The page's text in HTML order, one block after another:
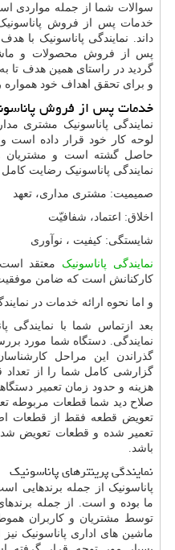
سوالات شما از جمله مواردی
خدمات پس از فروش
داند. نمایندگی پاناسونیک با
پس از فروش محصولات و
گردید در راستای همین هدف تا
و برای تحقق اهداف خود
خدمات پس از فروش
نمایندگی پاناسونیک مشتری
لوحه کار خود قرار داده است
حاصل گشته است و مشتریان و
نمایندگی پاناسونیک رضایت کامل
صمیمیت: مشتری مداری، تعهد
اخلاق: اعتماد، شفافیّت
شایستگی: کیفیت ، نوآوری
نمایندگی پاناسونیک معتقد
کارکنانش است که ضامن
و اما نحوه ارائه خدمات در
بعد ازتماس شما با نمایندگی
نمایندگی. دستگاه شما مورد
گذراندن این مراحل
گزارشی کامل شما را از
هزینه و حدود زمان تعمیر
صلاح دید شما قطعات مربوطه
تعویض قطعه فقط از قطعات
باشد.
نمایندگی پرینترهای پاناسونیک
پاناسونیک از جمله برندهایی
ما بوده و است. از جمله
توسط مشتریان و کاربران
ماشین های اداری پاناسونیک